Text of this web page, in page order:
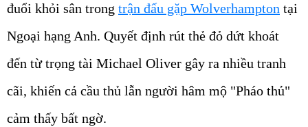
đuổi khỏi sân trong trận đấu gặp Wolverhampton tại
Ngoại hạng Anh. Quyết định rút thẻ đỏ dứt khoát
đến từ trọng tài Michael Oliver gây ra nhiều tranh
cãi, khiến cả cầu thủ lẫn người hâm mộ "Pháo thủ"
cảm thấy bất ngờ.